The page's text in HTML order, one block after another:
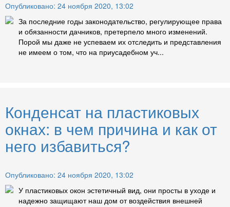
Опубликовано: 24 ноября 2020, 13:02
За последние годы законодательство, регулирующее права
и обязанности дачников, претерпело много изменений.
Порой мы даже не успеваем их отследить и представления
не имеем о том, что на приусадебном уч...
Конденсат на пластиковых
окнах: в чем причина и как от
него избавиться?
Опубликовано: 24 ноября 2020, 13:02
У пластиковых окон эстетичный вид, они просты в уходе и
надежно защищают наш дом от воздействия внешней